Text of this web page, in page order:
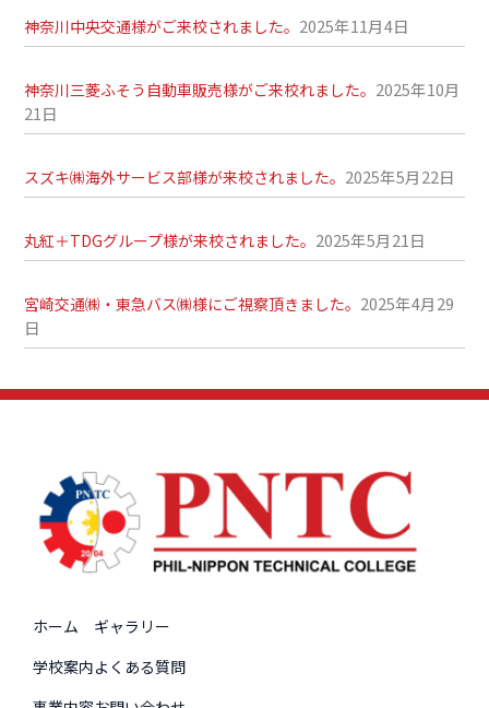
神奈川中央交通様がご来校されました。 2025年11月4日
神奈川三菱ふそう自動車販売様がご来校れました。 2025年10月
21日
スズキ㈱海外サービス部様が来校されました。 2025年5月22日
丸紅＋TDGグループ様が来校されました。 2025年5月21日
宮崎交通㈱・東急バス㈱様にご視察頂きました。 2025年4月29
日
ホーム
学校案内
ギャラリー
よくある質問